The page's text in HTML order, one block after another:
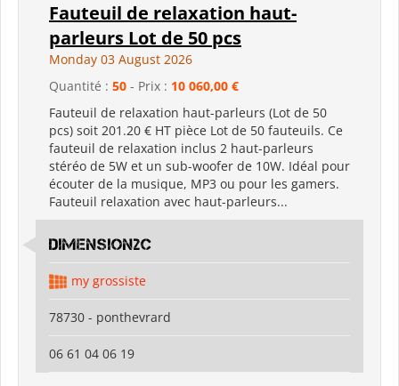
Fauteuil de relaxation haut-
parleurs Lot de 50 pcs
Monday 03 August 2026
Quantité : 50 - Prix : 10 060,00 €
Fauteuil de relaxation haut-parleurs (Lot de 50
pcs) soit 201.20 € HT pièce Lot de 50 fauteuils. Ce
fauteuil de relaxation inclus 2 haut-parleurs
stéréo de 5W et un sub-woofer de 10W. Idéal pour
écouter de la musique, MP3 ou pour les gamers.
Fauteuil relaxation avec haut-parleurs...
dimension2c
my grossiste
78730 - ponthevrard
06 61 04 06 19